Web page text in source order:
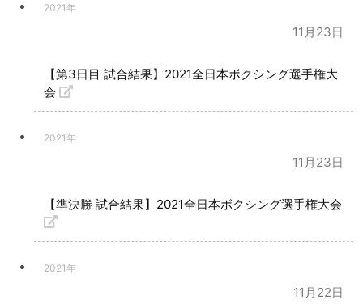
2021年
11月23日
【第3日目 試合結果】2021全日本ボクシング選手権大
会
2021年
11月23日
【準決勝 試合結果】2021全日本ボクシング選手権大会
2021年
11月22日